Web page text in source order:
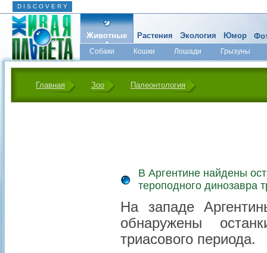
D I S C O V E R Y
Животные
Собаки Кошки Лошади
Грызуны
Микромир
Растения Экология Юмор
Главная Зоо Палеонтология
В Аргентине найдены
тероподного динозавра
На западе
обнаружены
триасового периода.